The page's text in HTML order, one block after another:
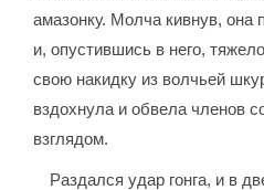
амазонку. Молча кивнув, она
и, опустившись в него,
свою накидку из волчьей
вздохнула и обвела членов
взглядом.
Раздался удар гонга, и в